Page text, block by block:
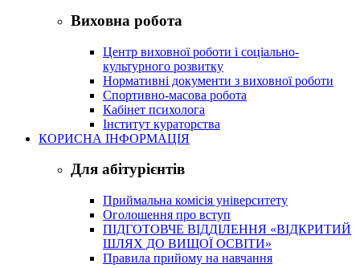
Виховна робота
Центр виховної роботи і соціально-
культурного розвитку
Нормативні документи з виховної роботи
Спортивно-масова робота
Кабінет психолога
Інститут кураторства
КОРИСНА ІНФОРМАЦІЯ
Для абітурієнтів
Приймальна комісія університету
Оголошення про вступ
ПІДГОТОВЧЕ ВІДДІЛЕННЯ «ВІДКРИТИЙ
ШЛЯХ ДО ВИЩОЇ ОСВІТИ»
Правила прийому на навчання